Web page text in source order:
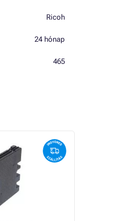
Ricoh
24 hónap
465